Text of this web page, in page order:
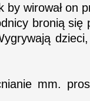
wirował on
bronią
mm.